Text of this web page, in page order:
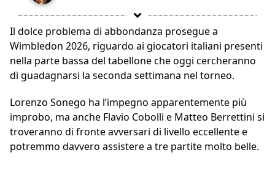
Il dolce problema di abbondanza prosegue a
Wimbledon 2026, riguardo ai giocatori italiani presenti
nella parte bassa del tabellone che oggi cercheranno
di guadagnarsi la seconda settimana nel torneo.
Lorenzo Sonego ha l’impegno apparentemente più
improbo, ma anche Flavio Cobolli e Matteo Berrettini si
troveranno di fronte avversari di livello eccellente e
potremmo davvero assistere a tre partite molto belle.